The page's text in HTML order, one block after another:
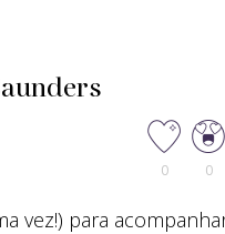
0 0
vez!) para